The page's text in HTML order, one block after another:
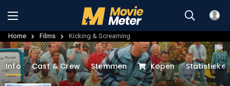
Home Films Kicking & Screaming
Info Cast & Crew Stemmen Kopen